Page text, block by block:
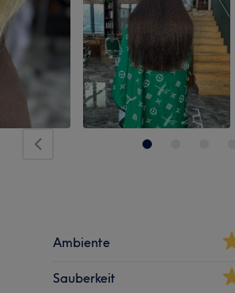
Ambiente
Sauberkeit